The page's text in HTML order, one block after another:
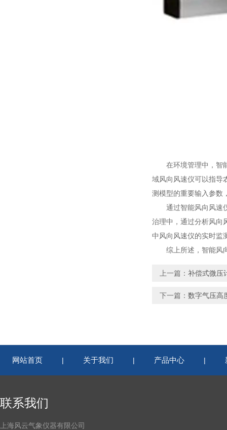
在环境管理中，智能
域风向风速仪可以指导
测模型的重要输入参数
通过智能风向风速仪
治理中，通过分析风向
中风向风速仪的实时监
综上所述，智能风向
上一篇： 补偿式微压
下一篇： 数字气压高
网站首页 | 关于我们 | 产品中心 |
联系我们
上海风云气象仪器有限公司